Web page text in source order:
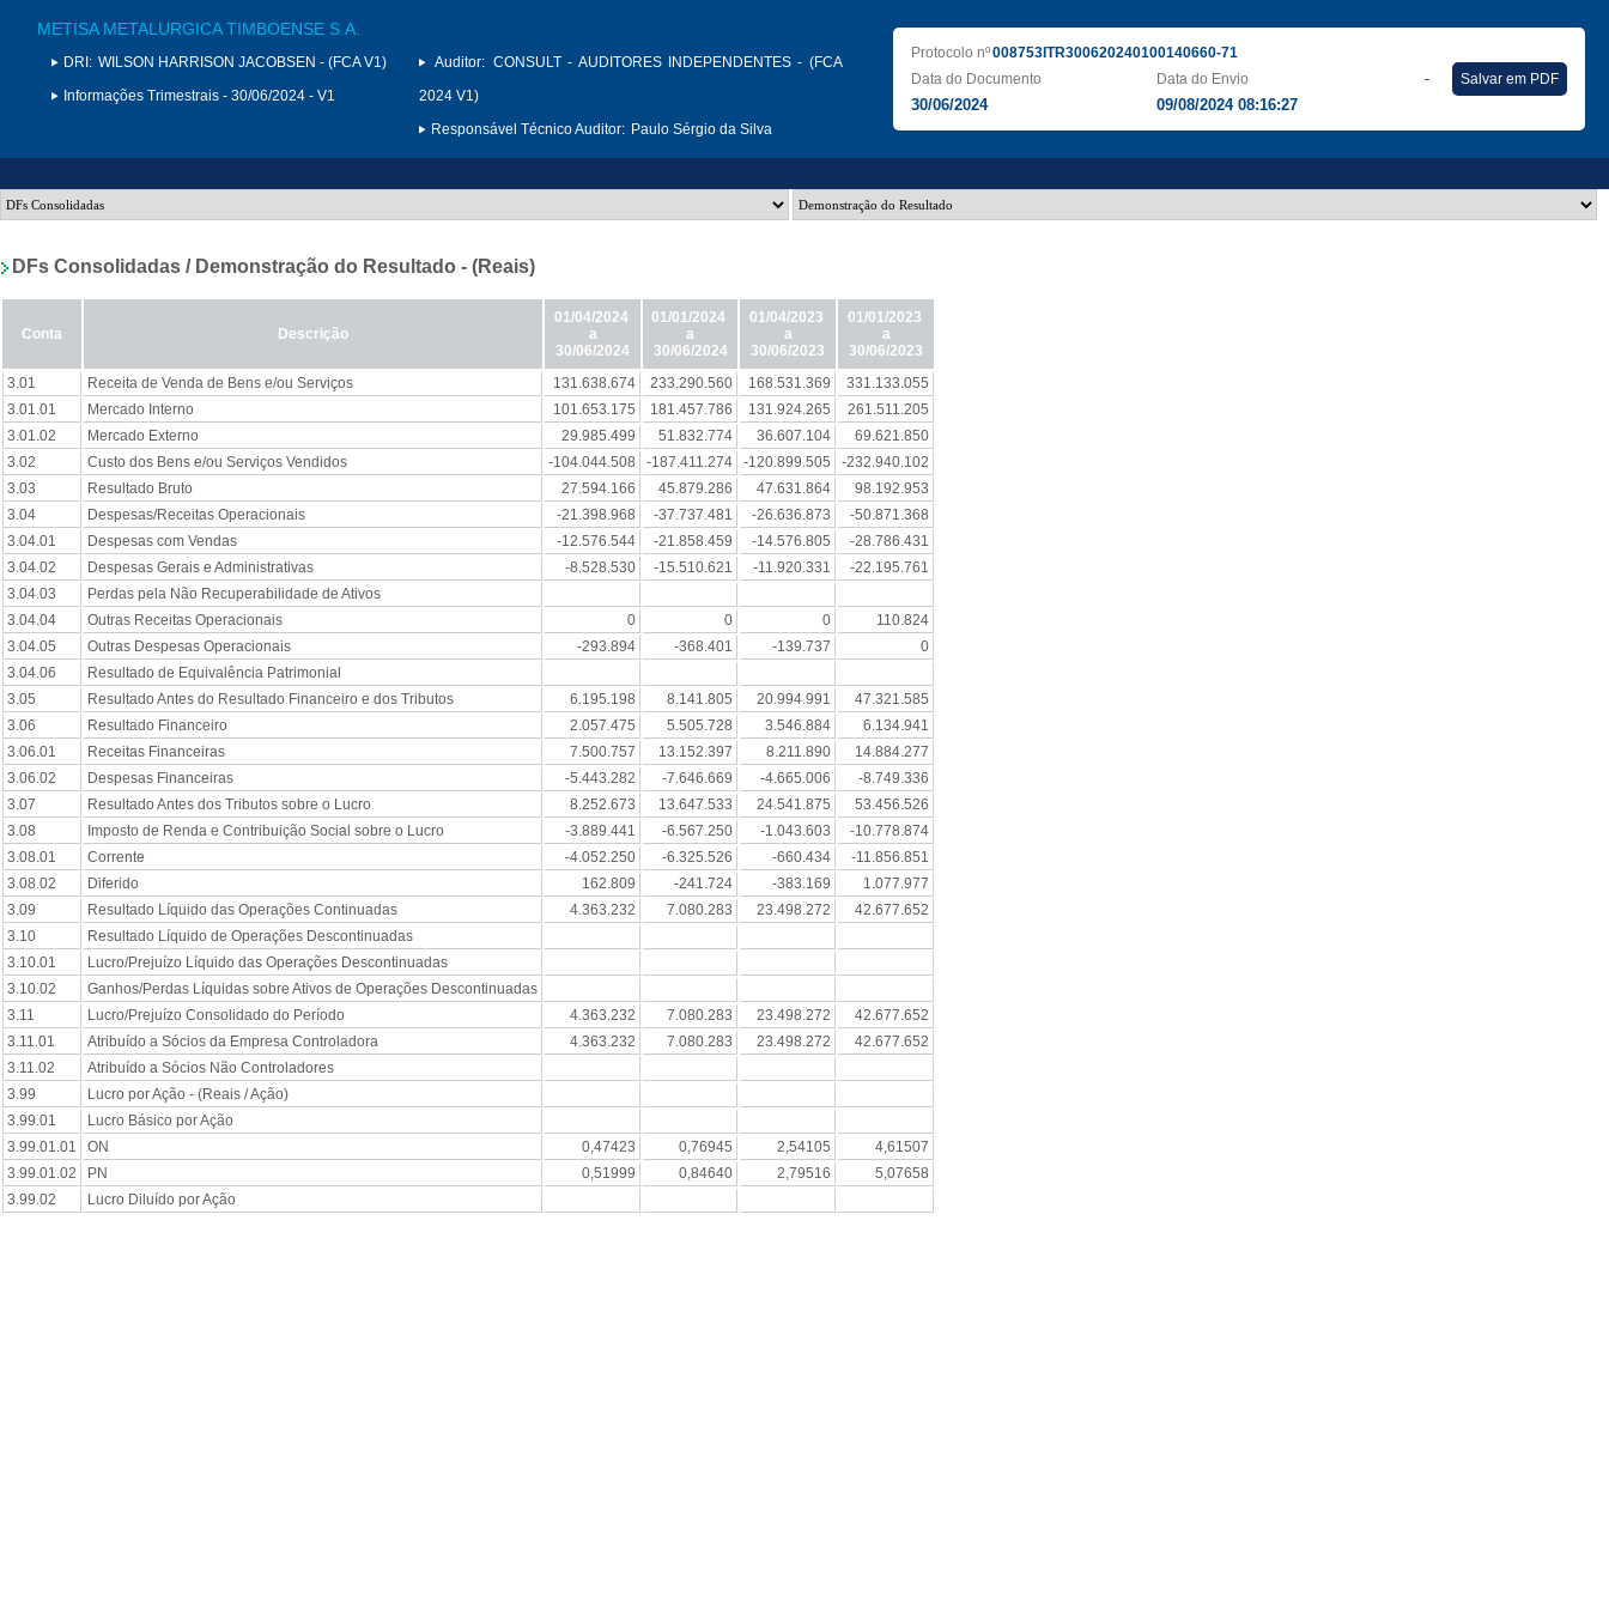
METISA METALURGICA TIMBOENSE S.A.
DRI: WILSON HARRISON JACOBSEN - (FCA V1)
Informações Trimestrais - 30/06/2024 - V1
Auditor: CONSULT - AUDITORES INDEPENDENTES - (FCA
2024 V1)
Responsável Técnico Auditor: Paulo Sérgio da Silva
Protocolo nº008753ITR300620240100140660-71
Data do Documento
30/06/2024
Data do Envio
09/08/2024 08:16:27
- Salvar em PDF